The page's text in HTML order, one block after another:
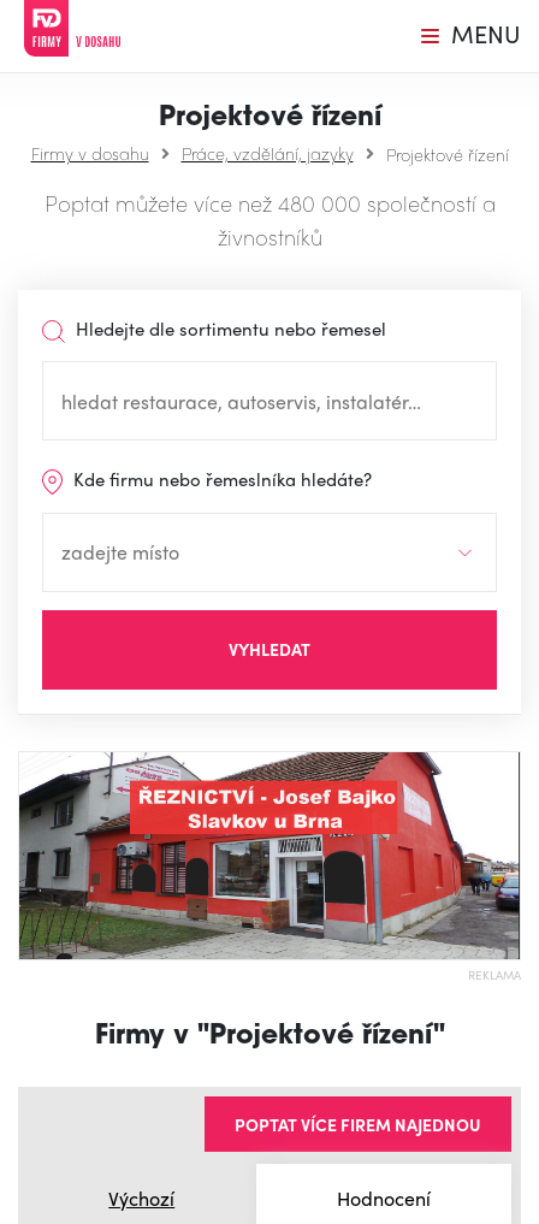
MENU
Projektové řízení
Firmy v dosahu Práce, vzdělání, jazyky Projektové řízení
Poptat můžete více než 480 000 společností a
živnostníků
Hledejte dle sortimentu nebo řemesel
Kde firmu nebo řemeslníka hledáte?
VYHLEDAT
REKLAMA
Firmy v "Projektové řízení"
Výchozí Hodnocení
POPTAT VÍCE FIREM NAJEDNOU